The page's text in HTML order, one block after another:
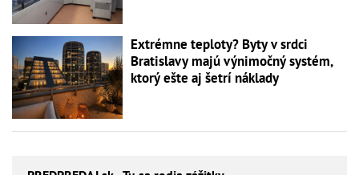
Extrémne teploty? Byty v srdci
Bratislavy majú výnimočný systém,
ktorý ešte aj šetrí náklady